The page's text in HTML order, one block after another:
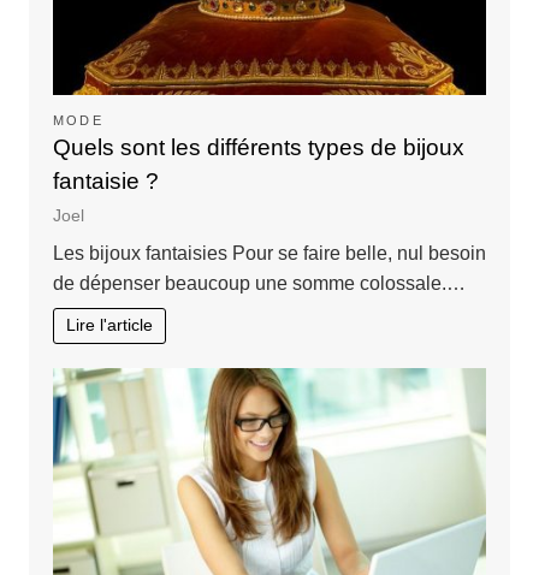
MODE
Quels sont les différents types de bijoux
fantaisie ?
Joel
Les bijoux fantaisies Pour se faire belle, nul besoin
de dépenser beaucoup une somme colossale.…
Lire l'article